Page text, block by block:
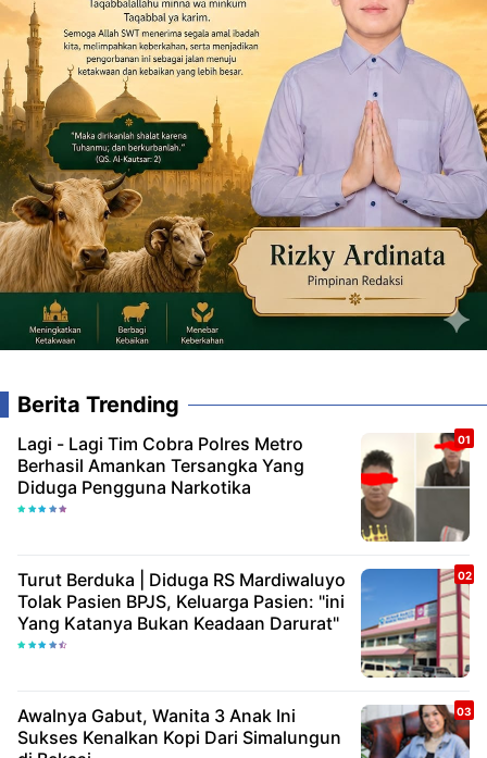
Berita Trending
Lagi - Lagi Tim Cobra Polres Metro
Berhasil Amankan Tersangka Yang
Diduga Pengguna Narkotika
Turut Berduka | Diduga RS Mardiwaluyo
Tolak Pasien BPJS, Keluarga Pasien: "ini
Yang Katanya Bukan Keadaan Darurat"
Awalnya Gabut, Wanita 3 Anak Ini
Sukses Kenalkan Kopi Dari Simalungun